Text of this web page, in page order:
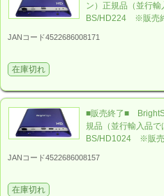
また、BrightSign（ブライ
類」や「よくあるご質問」等
【お役立ち情報リンク集】も
BrightSign【お役立ち情報リ
BrightSign XD1034を購
Store」
BrightS
ン）正規品（並行
BS/HD224 ※販売
JANコード4522686008171
在庫切れ
■販売終了■
規品（並行輸入品
BS/HD1024 ※販売
JANコード4522686008157
在庫切れ